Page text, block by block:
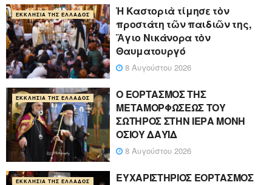
ΕΚΚΛΗΣΊΑ ΤΗΣ ΕΛΛΆΔΟΣ
Ἡ Καστοριὰ τίμησε τὸν
προστάτη τῶν παιδιῶν της,
Ἅγιο Νικάνορα τὸν
Θαυματουργό
8 Αυγούστου 2026
ΕΚΚΛΗΣΊΑ ΤΗΣ ΕΛΛΆΔΟΣ
Ο ΕΟΡΤΑΣΜΟΣ ΤΗΣ
ΜΕΤΑΜΟΡΦΩΣΕΩΣ ΤΟΥ
ΣΩΤΗΡΟΣ ΣΤΗΝ ΙΕΡΑ ΜΟΝΗ
ΟΣΙΟΥ ΔΑΥΪΔ
8 Αυγούστου 2026
ΕΚΚΛΗΣΊΑ ΤΗΣ ΕΛΛΆΔΟΣ
ΕΥΧΑΡΙΣΤΗΡΙΟΣ ΕΟΡΤΑΣΜΟΣ